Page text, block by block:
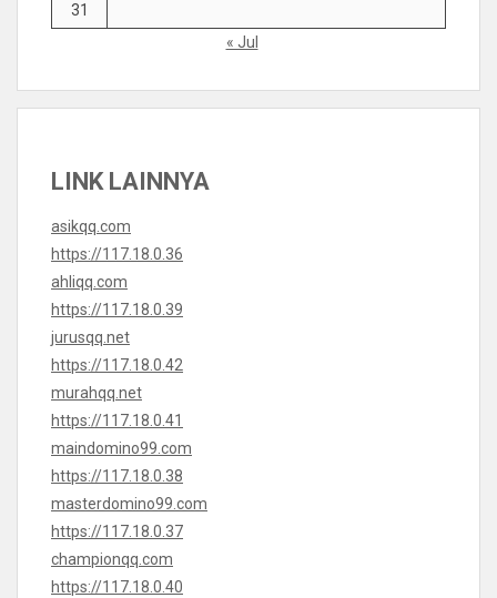
31
« Jul
LINK LAINNYA
asikqq.com
https://117.18.0.36
ahliqq.com
https://117.18.0.39
jurusqq.net
https://117.18.0.42
murahqq.net
https://117.18.0.41
maindomino99.com
https://117.18.0.38
masterdomino99.com
https://117.18.0.37
championqq.com
https://117.18.0.40